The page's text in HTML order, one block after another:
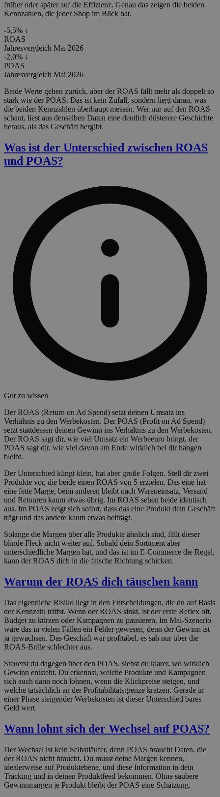
früher oder später auf die Effizienz. Genau das zeigen die beiden
Kennzahlen, die jeder Shop im Blick hat.
-5,5% ↓
ROAS
Jahresvergleich Mai 2026
-2,0% ↓
POAS
Jahresvergleich Mai 2026
Beide Werte gehen zurück, aber der ROAS fällt mehr als doppelt so
stark wie der POAS. Das ist kein Zufall, sondern liegt daran, was
die beiden Kennzahlen überhaupt messen. Wer nur auf den ROAS
schaut, liest aus denselben Daten eine deutlich düsterere Geschichte
heraus, als das Geschäft hergibt.
Was ist der Unterschied zwischen ROAS
und POAS?
Gut zu wissen
Der ROAS (Return on Ad Spend) setzt deinen Umsatz ins
Verhältnis zu den Werbekosten. Der POAS (Profit on Ad Spend)
setzt stattdessen deinen Gewinn ins Verhältnis zu den Werbekosten.
Der ROAS sagt dir, wie viel Umsatz ein Werbeeuro bringt, der
POAS sagt dir, wie viel davon am Ende wirklich bei dir hängen
bleibt.
Der Unterschied klingt klein, hat aber große Folgen. Stell dir zwei
Produkte vor, die beide einen ROAS von 5 erzielen. Das eine hat
eine fette Marge, beim anderen bleibt nach Wareneinsatz, Versand
und Retouren kaum etwas übrig. Im ROAS sehen beide identisch
aus. Im POAS zeigt sich sofort, dass das eine Produkt dein Geschäft
trägt und das andere kaum etwas beiträgt.
Solange die Margen über alle Produkte ähnlich sind, fällt dieser
blinde Fleck nicht weiter auf. Sobald dein Sortiment aber
unterschiedliche Margen hat, und das ist im E-Commerce die Regel,
kann der ROAS dich in die falsche Richtung schicken.
Warum der ROAS dich täuschen kann
Das eigentliche Risiko liegt in den Entscheidungen, die du auf Basis
der Kennzahl triffst. Wenn der ROAS sinkt, ist der erste Reflex oft,
Budget zu kürzen oder Kampagnen zu pausieren. Im Mai-Szenario
wäre das in vielen Fällen ein Fehler gewesen, denn der Gewinn ist
ja gewachsen. Das Geschäft war profitabel, es sah nur über die
ROAS-Brille schlechter aus.
Steuerst du dagegen über den POAS, siehst du klarer, wo wirklich
Gewinn entsteht. Du erkennst, welche Produkte und Kampagnen
sich auch dann noch lohnen, wenn die Klickpreise steigen, und
welche tatsächlich an der Profitabilitätsgrenze kratzen. Gerade in
einer Phase steigender Werbekosten ist dieser Unterschied bares
Geld wert.
Wann lohnt sich der Wechsel auf POAS?
Der Wechsel ist kein Selbstläufer, denn POAS braucht Daten, die
der ROAS nicht braucht. Du musst deine Margen kennen,
idealerweise auf Produktebene, und diese Information in dein
Tracking und in deinen Produktfeed bekommen. Ohne saubere
Gewinnmargen je Produkt bleibt der POAS eine Schätzung.